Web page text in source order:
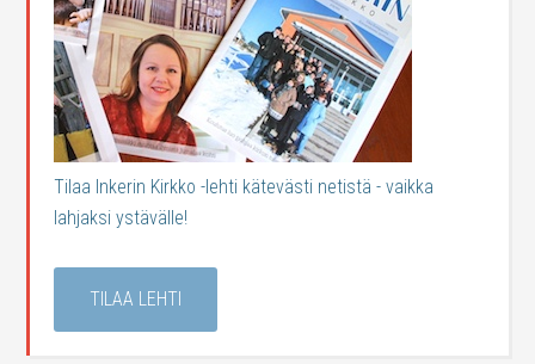
Tilaa Inkerin Kirkko -lehti kätevästi netistä - vaikka
lahjaksi ystävälle!
TILAA LEHTI